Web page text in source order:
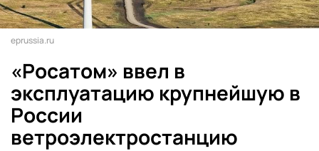
eprussia.ru
«Росатом» ввел в
эксплуатацию крупнейшую в
России
ветроэлектростанцию